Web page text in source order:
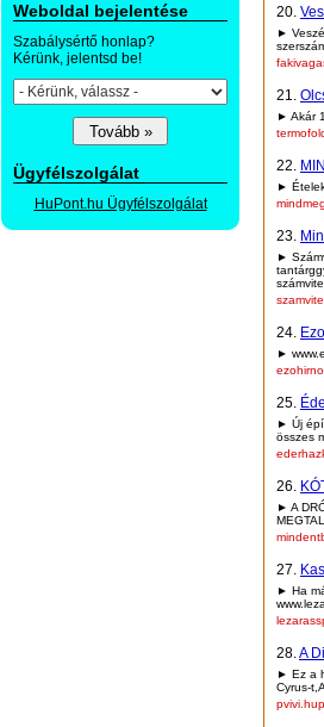
Weboldal bejelentése
Szabálysértő honlap?
Kérünk, jelentsd be!
Ügyfélszolgálat
HuPont.hu Ügyfélszolgálat
20.
►
21.
► Akár
22.
►
23.
►
24.
►
25.
► Új
összes
26.
► A
27.
► Ha
28.A
► Ez a
Cyrus-